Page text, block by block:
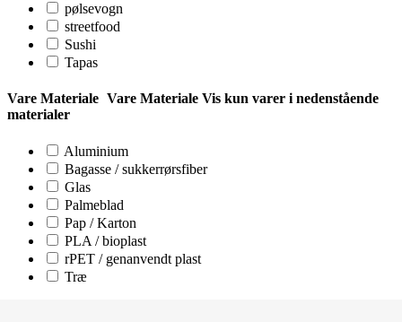
pølsevogn
streetfood
Sushi
Tapas
Vare Materiale Vare Materiale Vis kun varer i nedenstående
materialer
Aluminium
Bagasse / sukkerrørsfiber
Glas
Palmeblad
Pap / Karton
PLA / bioplast
rPET / genanvendt plast
Træ